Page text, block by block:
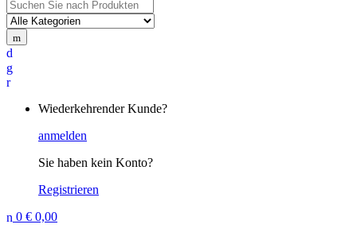
Wiederkehrender Kunde?
anmelden
Sie haben kein Konto?
Registrieren
0 € 0,00